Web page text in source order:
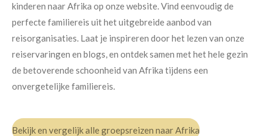
kinderen naar Afrika op onze website. Vind eenvoudig de
perfecte familiereis uit het uitgebreide aanbod van
reisorganisaties. Laat je inspireren door het lezen van onze
reiservaringen en blogs, en ontdek samen met het hele gezin
de betoverende schoonheid van Afrika tijdens een
onvergetelijke familiereis.
Bekijk en vergelijk alle groepsreizen naar Afrika